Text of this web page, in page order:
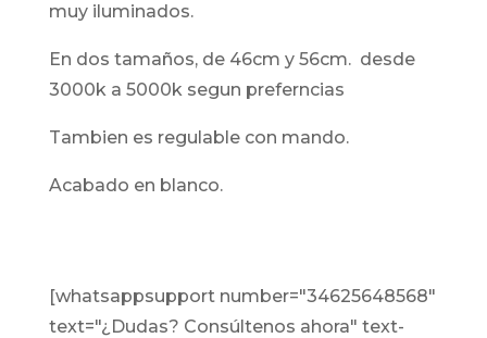
muy iluminados.
en dos tamaños, de 46cm y 56cm. desde
3000k a 5000k segun preferncias
tambien es regulable con mando.
acabado en blanco.
[whatsappsupport number="34625648568"
text="¿Dudas? Consúltenos ahora" text-